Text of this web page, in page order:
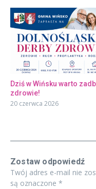
Dziś w Wińsku warto
zdrowie!
20 czerwca 2026
Zostaw odpowiedź
Twój adres e-mail nie
są oznaczone *